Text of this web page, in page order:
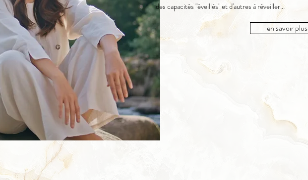
des capacités "éveillés" et d'autres à réveiller...
en savoir plus